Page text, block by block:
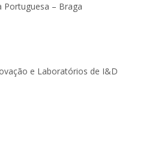
Portuguesa – Braga
e Laboratórios de I&D